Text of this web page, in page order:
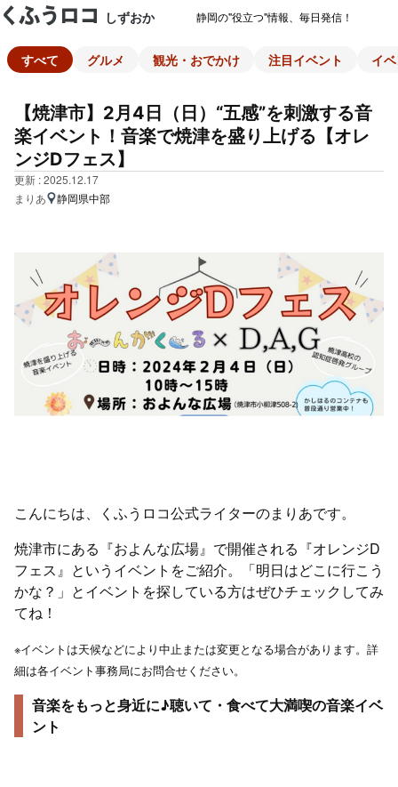
しずおか 静岡の"役立つ"情報、毎日発信！
すべて グルメ 観光・おでかけ 注目イベント イ
【焼津市】2月4日（日）“五感”を刺激する音
楽イベント！音楽で焼津を盛り上げる【オレ
ンジDフェス】
更新 : 2025.12.17
まりあ
静岡県中部
こんにちは、くふうロコ公式ライターのまりあです。
焼津市にある『およんな広場』で開催される『オレンジD
フェス』というイベントをご紹介。「明日はどこに行こう
かな？」とイベントを探している方はぜひチェックしてみ
てね！
※イベントは天候などにより中止または変更となる場合があります。詳
細は各イベント事務局にお問合せください。
音楽をもっと身近に♪聴いて・食べて大満喫の音楽イベ
ント